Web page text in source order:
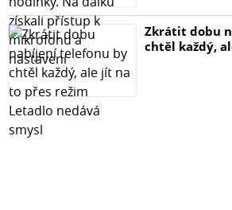
Zkrátit dobu
chtěl každý,